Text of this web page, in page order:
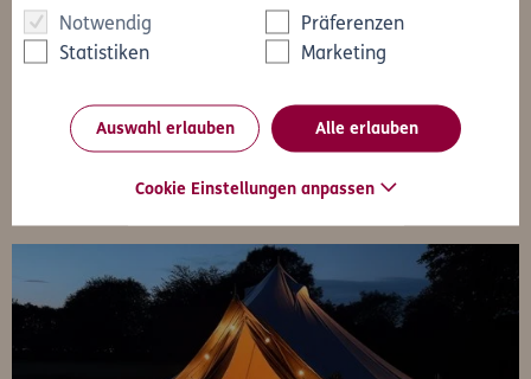
Notwendig
Präferenzen
Statistiken
Marketing
Auswahl erlauben Alle erlauben
Cookie Einstellungen anpassen
Das könnte Sie auch interessieren
Alle Freizeit Gesundheit